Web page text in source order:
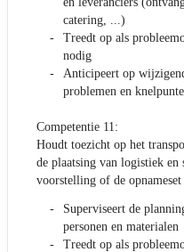
catering, ...)
Treedt op als
nodig
Anticipeert op
problemen en
Competentie 11:
Houdt toezicht op het
de plaatsing van logistiek en
voorstelling of de opnameset
Superviseert de
personen en materialen
Treedt op als